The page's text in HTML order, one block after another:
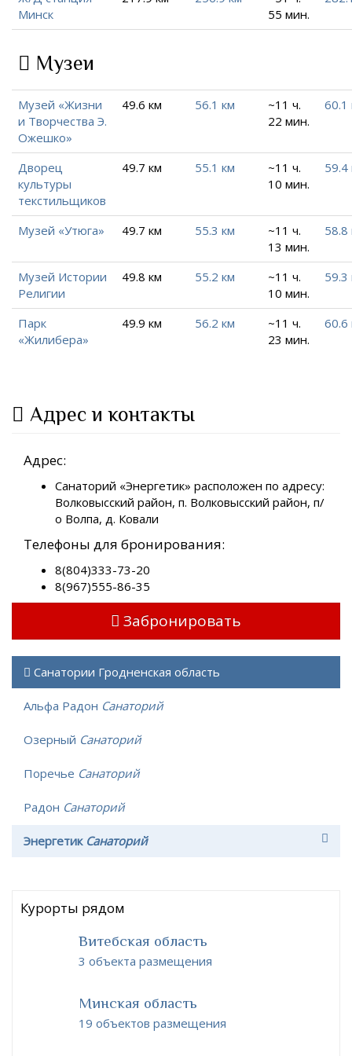
Минск
55 мин.
Музеи
Музей «Жизни
и Творчества Э.
Ожешко»
49.6 км 56.1 км
~11 ч.
22 мин.
60.1
Дворец
культуры
текстильщиков
49.7 км 55.1 км
~11 ч.
10 мин.
59.4
Музей «Утюга» 49.7 км 55.3 км
~11 ч.
13 мин.
58.8
Музей Истории
Религии
49.8 км 55.2 км
~11 ч.
10 мин.
59.3
Парк
«Жилибера»
49.9 км 56.2 км
~11 ч.
23 мин.
60.6
Адрес и контакты
Адрес:
Санаторий «Энергетик» расположен по адресу:
Волковысский район, п. Волковысский район, п/
о Волпа, д. Ковали
Телефоны для бронирования:
8(804)333-73-20
8(967)555-86-35
Забронировать
Санатории Гродненская область
Альфа Радон Санаторий
Озерный Санаторий
Поречье Санаторий
Радон Санаторий
Энергетик Санаторий
Курорты рядом
Витебская область
3 объекта размещения
Минская область
19 объектов размещения